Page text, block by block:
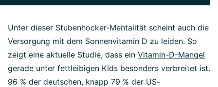
Unter dieser Stubenhocker-Mentalität scheint auch die
Versorgung mit dem Sonnenvitamin D zu leiden. So
zeigt eine aktuelle Studie, dass ein Vitamin-D-Mangel
gerade unter fettleibigen Kids besonders verbreitet ist.
96 % der deutschen, knapp 79 % der US-